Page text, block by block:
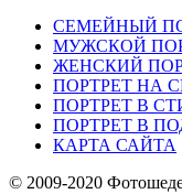
СЕМЕЙНЫЙ
МУЖСКОЙ
ЖЕНСКИЙ
ПОРТРЕТ НА
ПОРТРЕТ В
ПОРТРЕТ В
КАРТА САЙТА
© 2009-2020